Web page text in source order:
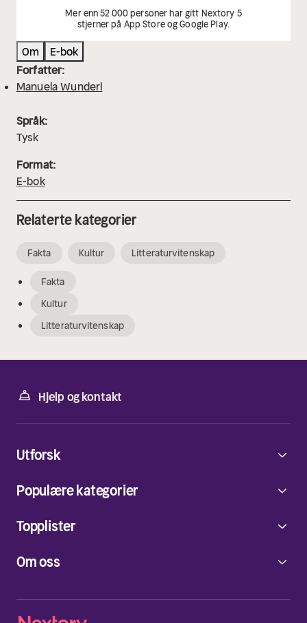
Mer enn 52 000 personer har gitt Nextory 5
stjerner på App Store og Google Play.
Om
E-bok
Forfatter:
Manuela Wunderl
Språk:
Tysk
Format:
E-bok
Relaterte kategorier
Fakta Kultur Litteraturvitenskap
Fakta
Kultur
Litteraturvitenskap
Hjelp og kontakt
Om oss
Utforsk
Populære kategorier
Topplister